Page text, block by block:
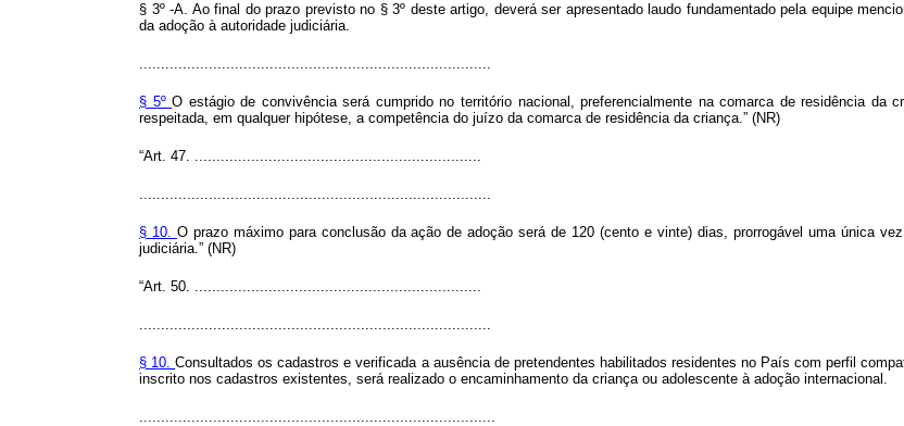
§ 3º -A. Ao final do prazo previsto no § 3º deste artigo, deverá ser apresentado laudo fundamentado pela equipe
da adoção à autoridade judiciária.
.................................................................................
§ 5ºO estágio de convivência será cumprido no território nacional, preferencialmente na comarca de residência
respeitada, em qualquer hipótese, a competência do juízo da comarca de residência da criança.” (NR)
“Art. 47. ..................................................................
.................................................................................
§ 10. O prazo máximo para conclusão da ação de adoção será de 120 (cento e vinte) dias, prorrogável uma única
judiciária.” (NR)
“Art. 50. ..................................................................
.................................................................................
§ 10.Consultados os cadastros e verificada a ausência de pretendentes habilitados residentes no País com perfil
inscrito nos cadastros existentes, será realizado o encaminhamento da criança ou adolescente à adoção internacional.
..................................................................................